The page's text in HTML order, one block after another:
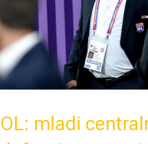
OL: mladi